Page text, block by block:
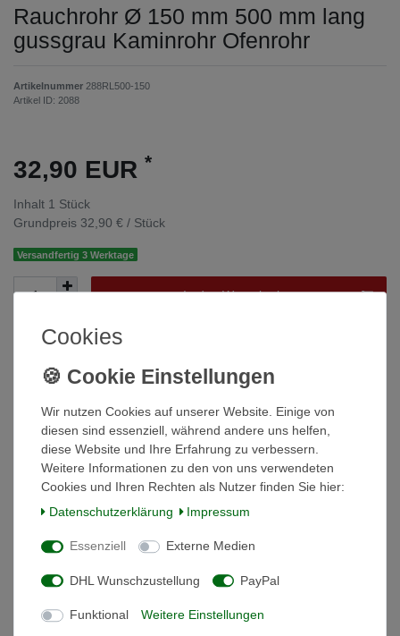
Rauchrohr Ø 150 mm 500 mm lang
gussgrau Kaminrohr Ofenrohr
Artikelnummer 288RL500-150
Artikel ID: 2088
32,90 EUR *
Inhalt 1 Stück
Grundpreis 32,90 € / Stück
Versandfertig 3 Werktage
In den Warenkorb
Beschreibung
Weitere Details
Cookies
Wir nutzen Cookies auf unserer Website. Einige von
diesen sind essenziell, während andere uns helfen,
diese Website und Ihre Erfahrung zu verbessern.
Weitere Informationen zu den von uns verwendeten
Cookies und Ihren Rechten als Nutzer finden Sie hier:
Daten­schutz­erklärung
Impressum
Essenziell Externe Medien
DHL Wunschzustellung PayPal
Funktional Weitere Einstellungen